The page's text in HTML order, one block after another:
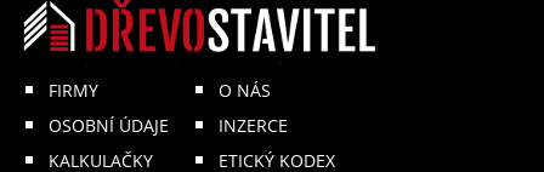
FIRMY
OSOBNÍ ÚDAJE
KALKULAČKY
O NÁS
INZERCE
ETICKÝ KODEX